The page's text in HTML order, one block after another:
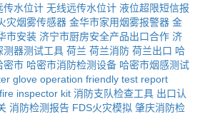
传水位计 无线远传水位计 液位超限短信报
灾烟雾传感器 金华市家用烟雾报警器 金
市安装 济宁市厨房安全产品出口合作 济
测器测试工具 荷兰 荷兰消防 荷兰出口 哈
密市 哈密市消防检测设备 哈密市烟感测试
glove operation friendly test report
fire inspector kit 消防支队检查工具 出口认
消防检测报告 FDS火灾模拟 肇庆消防检